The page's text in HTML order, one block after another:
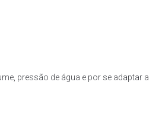
pressão de água e por se adaptar a